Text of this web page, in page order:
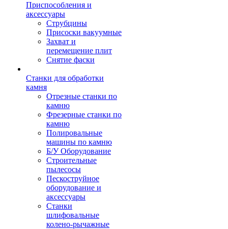
Приспособления и
аксессуары
Струбцины
Присоски вакуумные
Захват и
перемещение плит
Снятие фаски
Станки для обработки
камня
Отрезные станки по
камню
Фрезерные станки по
камню
Полировальные
машины по камню
Б/У Оборудование
Строительные
пылесосы
Пескоструйное
оборудование и
аксессуары
Станки
шлифовальные
колено-рычажные